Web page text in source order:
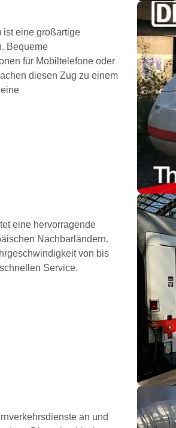
ist eine großartige
Bequeme
für Mobiltelefone oder
diesen Zug zu einem
eine hervorragende
Nachbarländern.
von bis
Service.
an und